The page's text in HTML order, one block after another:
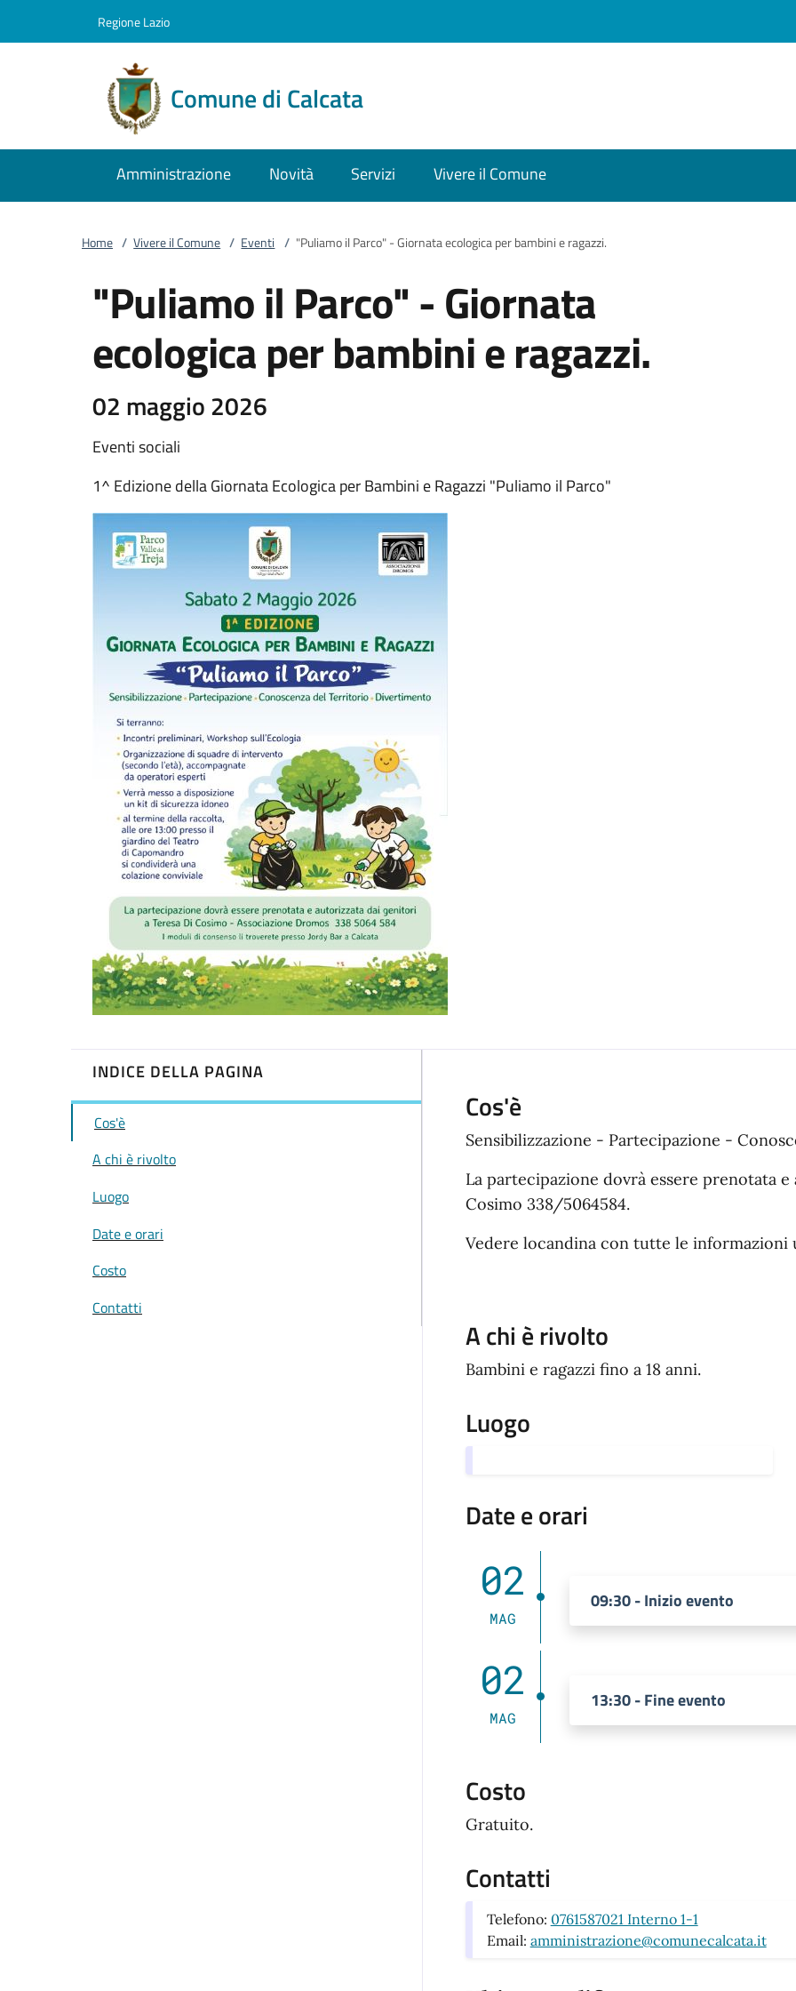
Regione Lazio
Comune di Calcata
Amministrazione Novità Servizi Vivere il Comune
Home / Vivere il Comune / Eventi / "Puliamo il Parco" - Giornata ecologica per bambini e ragazzi.
"Puliamo il Parco" - Giornata
ecologica per bambini e ragazzi.
02 maggio 2026
Eventi sociali
1^ Edizione della Giornata Ecologica per Bambini e Ragazzi "Puliamo il Parco"
INDICE DELLA PAGINA
Cos'è
A chi è rivolto
Luogo
Date e orari
Costo
Contatti
Cos'è
Sensibilizzazione - Partecipazione -
La partecipazione dovrà essere prenotata
Cosimo 338/5064584.
Vedere locandina con tutte le informazioni
A chi è rivolto
Bambini e ragazzi fino a 18 anni.
Luogo
Date e orari
02
MAG
09:30 - Inizio evento
02
MAG
13:30 - Fine evento
Costo
Gratuito.
Contatti
Telefono: 0761587021 Interno 1-1
Email: amministrazione@comunecalcata.it